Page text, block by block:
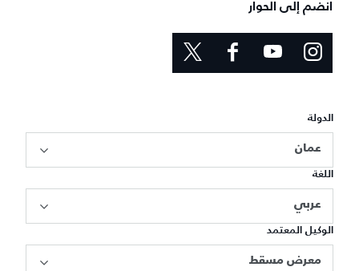
انضم إلى الحوار
الدولة
عمان
اللغة
عربي
الوكيل المعتمد
معرض مسقط